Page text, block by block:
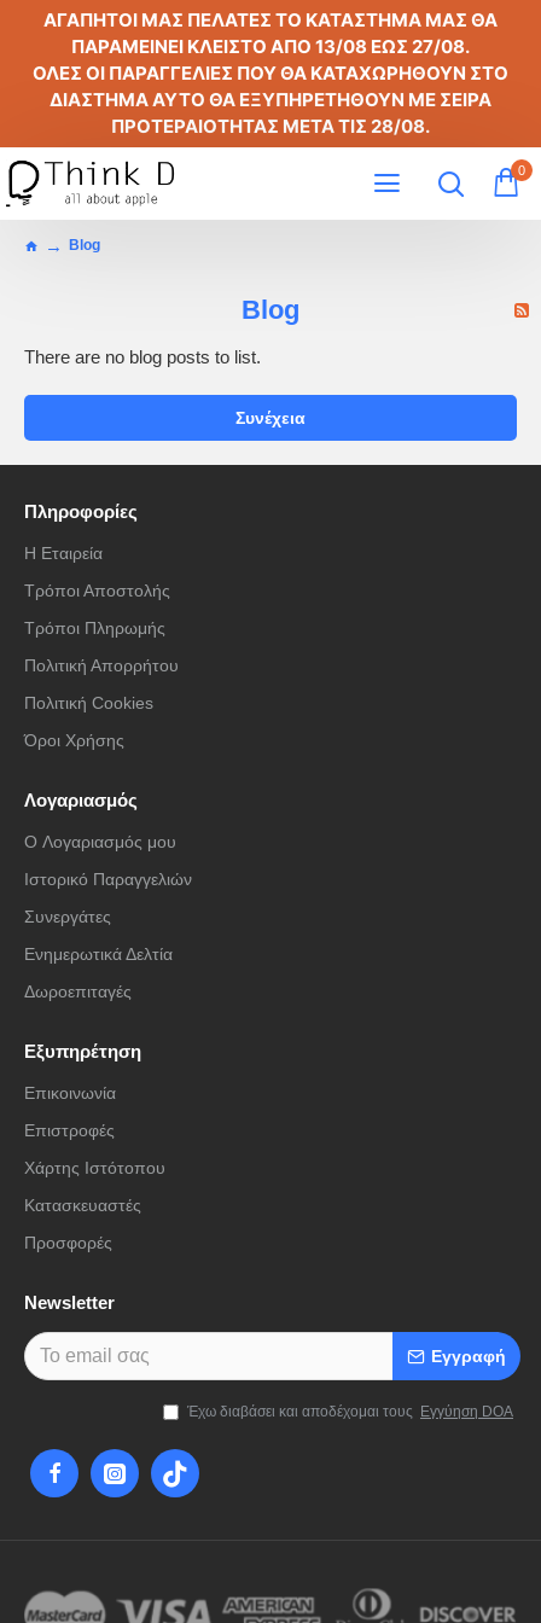
ΑΓΑΠΗΤΟΙ ΜΑΣ ΠΕΛΑΤΕΣ ΤΟ ΚΑΤΑΣΤΗΜΑ ΜΑΣ ΘΑ
ΠΑΡΑΜΕΙΝΕΙ ΚΛΕΙΣΤΟ ΑΠΟ 13/08 ΕΩΣ 27/08.
ΟΛΕΣ ΟΙ ΠΑΡΑΓΓΕΛΙΕΣ ΠΟΥ ΘΑ ΚΑΤΑΧΩΡΗΘΟΥΝ ΣΤΟ
ΔΙΑΣΤΗΜΑ ΑΥΤΟ ΘΑ ΕΞΥΠΗΡΕΤΗΘΟΥΝ ΜΕ ΣΕΙΡΑ
ΠΡΟΤΕΡΑΙΟΤΗΤΑΣ ΜΕΤΑ ΤΙΣ 28/08.
0
Blog
Blog
There are no blog posts to list.
Συνέχεια
Πληροφορίες
Η Εταιρεία
Τρόποι Αποστολής
Τρόποι Πληρωμής
Πολιτική Απορρήτου
Πολιτική Cookies
Όροι Χρήσης
Λογαριασμός
O Λογαριασμός μου
Ιστορικό Παραγγελιών
Συνεργάτες
Ενημερωτικά Δελτία
Δωροεπιταγές
Εξυπηρέτηση
Επικοινωνία
Επιστροφές
Χάρτης Ιστότοπου
Κατασκευαστές
Προσφορές
Newsletter
Εγγραφή
Έχω διαβάσει και αποδέχομαι τους Εγγύηση DOA